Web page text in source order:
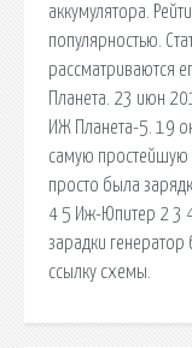
аккумулятора.
популярностью.
рассматриваются
Планета. 23 июн
ИЖ Планета-5. 19
самую простейшую
просто была
4 5 Иж-Юпитер 2 3
зарадки генератор
ссылку схемы.